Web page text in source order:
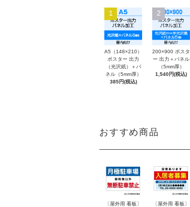
1
A5（148×210）
ポスター 出力
（光沢紙）＋パ
ネル（5mm厚）
385円(税込)
2
200×900 ポスタ
ー 出力＋パネル
（5mm厚）
1,540円(税込)
おすすめ商品
〔屋外用 看板〕
〔屋外用 看板〕